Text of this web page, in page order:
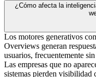
¿Cómo afecta la
Los motores generativos
Overviews generan
usuarios, frecuentemente
Las empresas que no
sistemas pierden visibilidad